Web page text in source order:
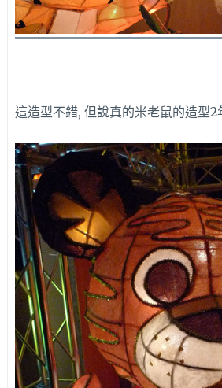
這造型不錯, 但說真的米老鼠的造型2